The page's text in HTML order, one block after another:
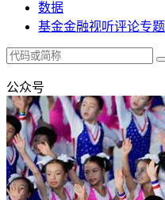
数据
基金金融视听评论专题
公众号